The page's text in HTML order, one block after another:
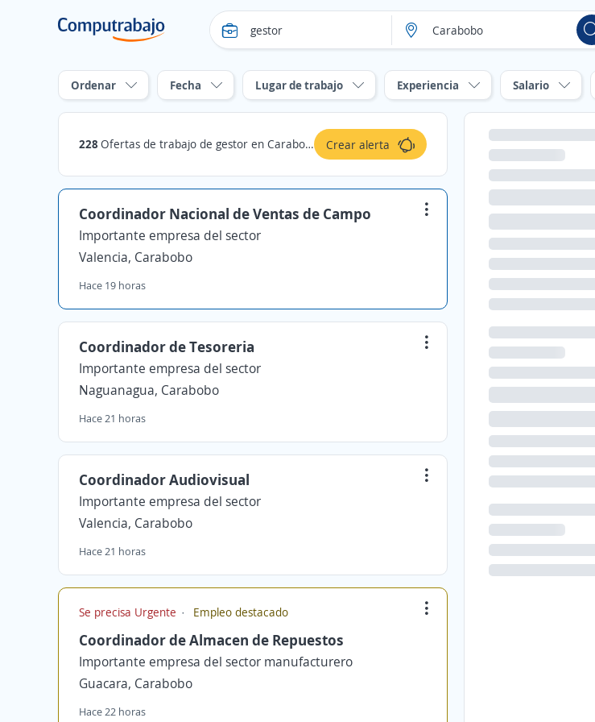
Ordenar Fecha Lugar de trabajo Experiencia Salario
228 Ofertas de trabajo de gestor en Carabobo Crear alerta
Coordinador Nacional de Ventas de Campo
Importante empresa del sector
Valencia, Carabobo
Hace 19 horas
Coordinador de Tesoreria
Importante empresa del sector
Naguanagua, Carabobo
Hace 21 horas
Coordinador Audiovisual
Importante empresa del sector
Valencia, Carabobo
Hace 21 horas
Se precisa Urgente Empleo destacado
Coordinador de Almacen de Repuestos
Importante empresa del sector manufacturero
Guacara, Carabobo
Hace 22 horas